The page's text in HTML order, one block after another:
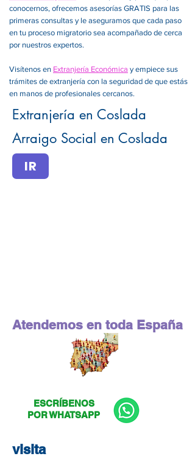
conocernos, ofrecemos asesorías GRATIS para las
primeras consultas y le aseguramos que cada paso
en tu proceso migratorio sea acompañado de cerca
por nuestros expertos.
Visítenos en Extranjería Económica y empiece sus
trámites de extranjería con la seguridad de que estás
en manos de profesionales cercanos.
Extranjería en Coslada
Arraigo Social en Coslada
IR
Atendemos en toda España
ESCRÍBENOS
POR WHATSAPP
visita